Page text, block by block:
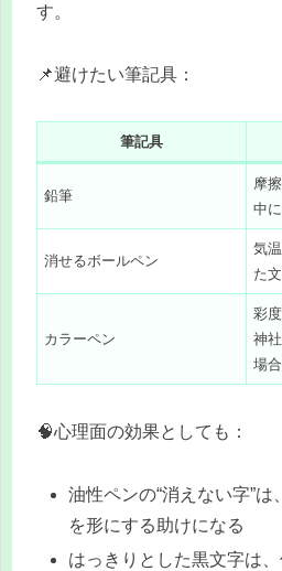
す。
📌避けたい筆記具：
筆記具
鉛筆
摩
中
消せるボールペン
気
た
カラーペン
彩
神
場
🧠心理面の効果としても：
油性ペンの“消えない字”
を形にする助けになる
はっきりとした黒文字は